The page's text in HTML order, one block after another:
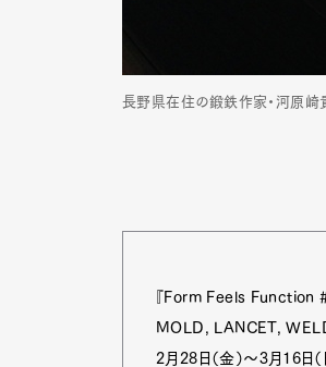
長野県在住の鍛鉄作家・河原崎貴
『Form Feels
MOLD, LANCET,
2月28日（金）～3月16日（